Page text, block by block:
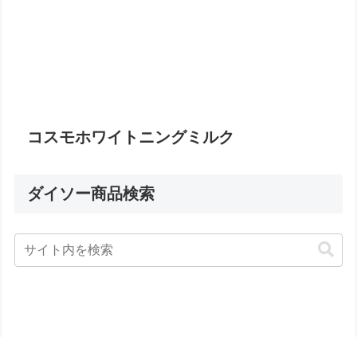
コスモホワイトニングミルク
ダイソー商品検索